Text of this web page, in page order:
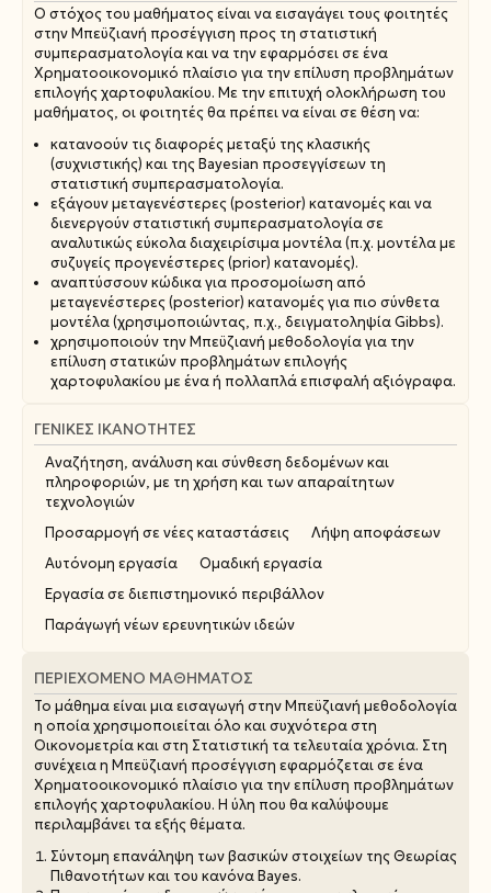
Ο στόχος του μαθήματος είναι να εισαγάγει τους φοιτητές
στην Μπεϋζιανή προσέγγιση προς τη στατιστική
συμπερασματολογία και να την εφαρμόσει σε ένα
Χρηματοοικονομικό πλαίσιο για την επίλυση προβλημάτων
επιλογής χαρτοφυλακίου. Με την επιτυχή ολοκλήρωση του
μαθήματος, οι φοιτητές θα πρέπει να είναι σε θέση να:
κατανοούν τις διαφορές μεταξύ της κλασικής
(συχνιστικής) και της Bayesian προσεγγίσεων τη
στατιστική συμπερασματολογία.
εξάγουν μεταγενέστερες (posterior) κατανομές και να
διενεργούν στατιστική συμπερασματολογία σε
αναλυτικώς εύκολα διαχειρίσιμα μοντέλα (π.χ. μοντέλα με
συζυγείς προγενέστερες (prior) κατανομές).
αναπτύσσουν κώδικα για προσομοίωση από
μεταγενέστερες (posterior) κατανομές για πιο σύνθετα
μοντέλα (χρησιμοποιώντας, π.χ., δειγματοληψία Gibbs).
χρησιμοποιούν την Μπεϋζιανή μεθοδολογία για την
επίλυση στατικών προβλημάτων επιλογής
χαρτοφυλακίου με ένα ή πολλαπλά επισφαλή αξιόγραφα.
ΓΕΝΙΚΈΣ ΙΚΑΝΌΤΗΤΕΣ
Αναζήτηση, ανάλυση και σύνθεση δεδομένων και
πληροφοριών, με τη χρήση και των απαραίτητων
τεχνολογιών
Προσαρμογή σε νέες καταστάσεις
Λήψη αποφάσεων
Αυτόνομη εργασία
Ομαδική εργασία
Εργασία σε διεπιστημονικό περιβάλλον
Παράγωγή νέων ερευνητικών ιδεών
ΠΕΡΙΕΧΌΜΕΝΟ ΜΑΘΉΜΑΤΟΣ
Το μάθημα είναι μια εισαγωγή στην Μπεϋζιανή μεθοδολογία
η οποία χρησιμοποιείται όλο και συχνότερα στη
Οικονομετρία και στη Στατιστική τα τελευταία χρόνια. Στη
συνέχεια η Μπεϋζιανή προσέγγιση εφαρμόζεται σε ένα
Χρηματοοικονομικό πλαίσιο για την επίλυση προβλημάτων
επιλογής χαρτοφυλακίου. Η ύλη που θα καλύψουμε
περιλαμβάνει τα εξής θέματα.
Σύντομη επανάληψη των βασικών στοιχείων της Θεωρίας
Πιθανοτήτων και του κανόνα Bayes.